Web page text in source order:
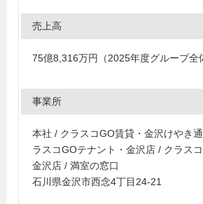
売上高
75億8,316万円（2025年度グループ全
事業所
本社 / クラスコGO賃貸・金沢けやき
ラスコGOテナント・金沢店 / クラス
金沢店 / 満室の窓口
石川県金沢市西念4丁目24-21